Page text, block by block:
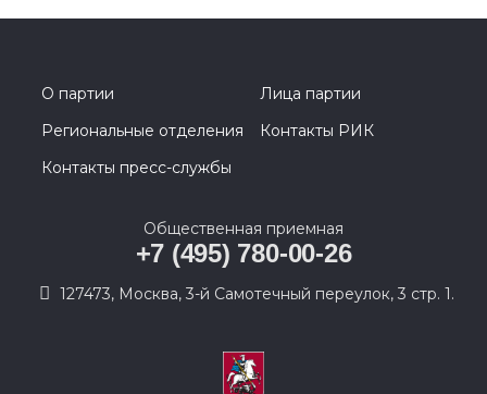
О партии
Лица партии
Региональные отделения
Контакты РИК
Контакты пресс-службы
Общественная приемная
+7 (495) 780-00-26
127473, Москва, 3-й Самотечный переулок, 3 стр. 1.